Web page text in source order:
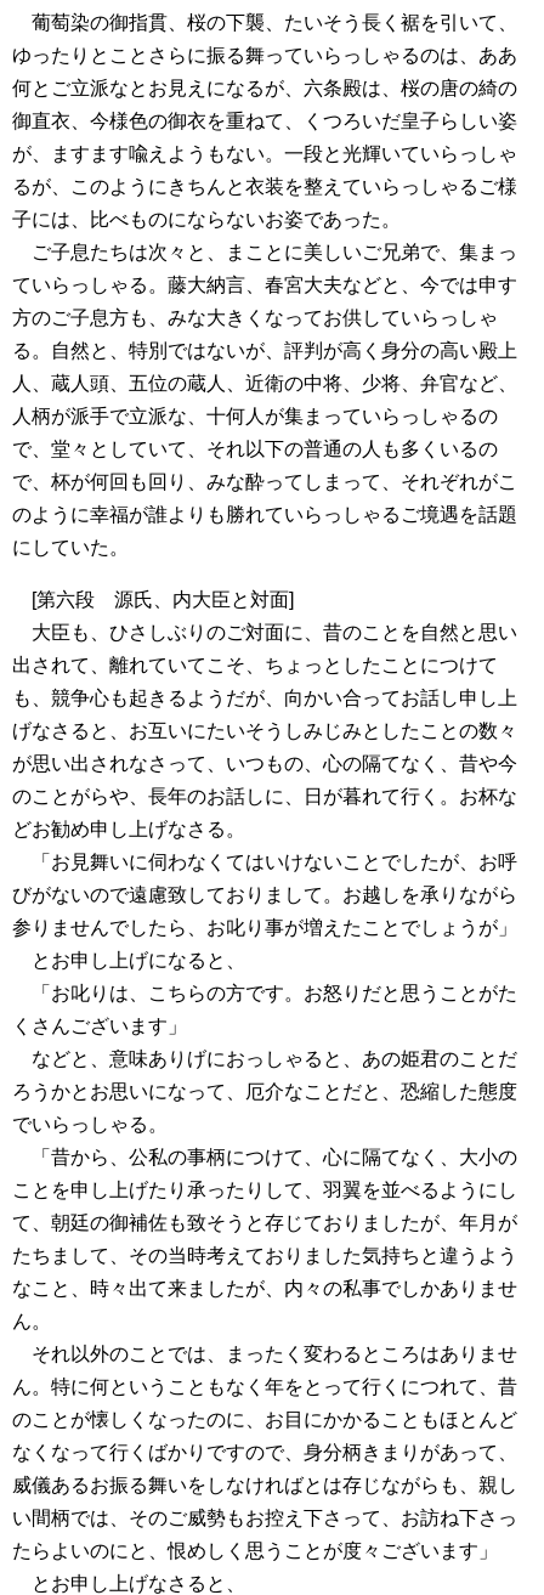
葡萄染の御指貫、桜の下襲、たいそう長く裾を引いて、
ゆったりとことさらに振る舞っていらっしゃるのは、ああ
何とご立派なとお見えになるが、六条殿は、桜の唐の綺の
御直衣、今様色の御衣を重ねて、くつろいだ皇子らしい姿
が、ますます喩えようもない。一段と光輝いていらっしゃ
るが、このようにきちんと衣装を整えていらっしゃるご様
子には、比べものにならないお姿であった。
ご子息たちは次々と、まことに美しいご兄弟で、集まっ
ていらっしゃる。藤大納言、春宮大夫などと、今では申す
方のご子息方も、みな大きくなってお供していらっしゃ
る。自然と、特別ではないが、評判が高く身分の高い殿上
人、蔵人頭、五位の蔵人、近衛の中将、少将、弁官など、
人柄が派手で立派な、十何人が集まっていらっしゃるの
で、堂々としていて、それ以下の普通の人も多くいるの
で、杯が何回も回り、みな酔ってしまって、それぞれがこ
のように幸福が誰よりも勝れていらっしゃるご境遇を話題
にしていた。
[第六段 源氏、内大臣と対面]
大臣も、ひさしぶりのご対面に、昔のことを自然と思い
出されて、離れていてこそ、ちょっとしたことにつけて
も、競争心も起きるようだが、向かい合ってお話し申し上
げなさると、お互いにたいそうしみじみとしたことの数々
が思い出されなさって、いつもの、心の隔てなく、昔や今
のことがらや、長年のお話しに、日が暮れて行く。お杯な
どお勧め申し上げなさる。
「お見舞いに伺わなくてはいけないことでしたが、お呼
びがないので遠慮致しておりまして。お越しを承りながら
参りませんでしたら、お叱り事が増えたことでしょうが」
とお申し上げになると、
「お叱りは、こちらの方です。お怒りだと思うことがた
くさんございます」
などと、意味ありげにおっしゃると、あの姫君のことだ
ろうかとお思いになって、厄介なことだと、恐縮した態度
でいらっしゃる。
「昔から、公私の事柄につけて、心に隔てなく、大小の
ことを申し上げたり承ったりして、羽翼を並べるようにし
て、朝廷の御補佐も致そうと存じておりましたが、年月が
たちまして、その当時考えておりました気持ちと違うよう
なこと、時々出て来ましたが、内々の私事でしかありませ
ん。
それ以外のことでは、まったく変わるところはありませ
ん。特に何ということもなく年をとって行くにつれて、昔
のことが懐しくなったのに、お目にかかることもほとんど
なくなって行くばかりですので、身分柄きまりがあって、
威儀あるお振る舞いをしなければとは存じながらも、親し
い間柄では、そのご威勢もお控え下さって、お訪ね下さっ
たらよいのにと、恨めしく思うことが度々ございます」
とお申し上げなさると、